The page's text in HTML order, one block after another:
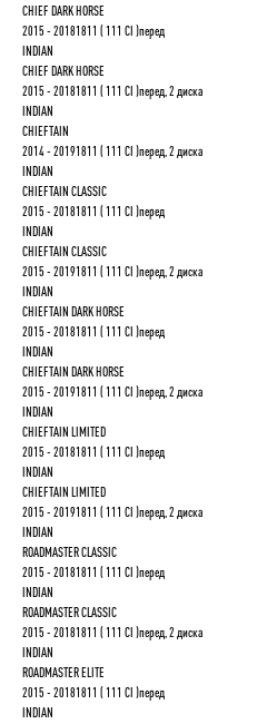
CHIEF DARK HORSE
2015 - 20181811 ( 111 CI )перед
INDIAN
CHIEF DARK HORSE
2015 - 20181811 ( 111 CI )перед, 2 диска
INDIAN
CHIEFTAIN
2014 - 20191811 ( 111 CI )перед, 2 диска
INDIAN
CHIEFTAIN CLASSIC
2015 - 20181811 ( 111 CI )перед
INDIAN
CHIEFTAIN CLASSIC
2015 - 20191811 ( 111 CI )перед, 2 диска
INDIAN
CHIEFTAIN DARK HORSE
2015 - 20181811 ( 111 CI )перед
INDIAN
CHIEFTAIN DARK HORSE
2015 - 20191811 ( 111 CI )перед, 2 диска
INDIAN
CHIEFTAIN LIMITED
2015 - 20181811 ( 111 CI )перед
INDIAN
CHIEFTAIN LIMITED
2015 - 20191811 ( 111 CI )перед, 2 диска
INDIAN
ROADMASTER CLASSIC
2015 - 20181811 ( 111 CI )перед
INDIAN
ROADMASTER CLASSIC
2015 - 20181811 ( 111 CI )перед, 2 диска
INDIAN
ROADMASTER ELITE
2015 - 20181811 ( 111 CI )перед
INDIAN